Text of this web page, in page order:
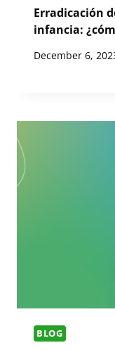
Erradicación
infancia:
December 6,
BLOG